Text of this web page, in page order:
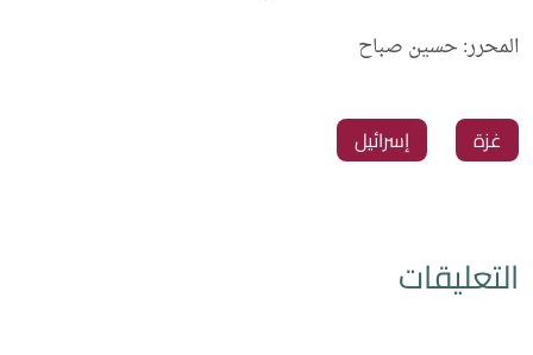
المحرر: حسين صباح
غزة إسرائيل
التعليقات